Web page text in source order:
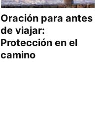
Oración para antes
de viajar:
Protección en el
camino